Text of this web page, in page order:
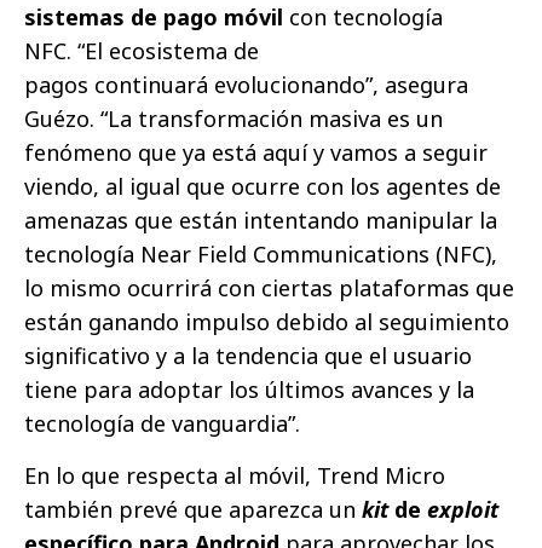
sistemas de pago móvil con tecnología
NFC. “El ecosistema de
pagos continuará evolucionando”, asegura
Guézo. “La transformación masiva es un
fenómeno que ya está aquí y vamos a seguir
viendo, al igual que ocurre con los agentes de
amenazas que están intentando manipular la
tecnología Near Field Communications (NFC),
lo mismo ocurrirá con ciertas plataformas que
están ganando impulso debido al seguimiento
significativo y a la tendencia que el usuario
tiene para adoptar los últimos avances y la
tecnología de vanguardia”.
En lo que respecta al móvil, Trend Micro
también prevé que aparezca un kitde exploit